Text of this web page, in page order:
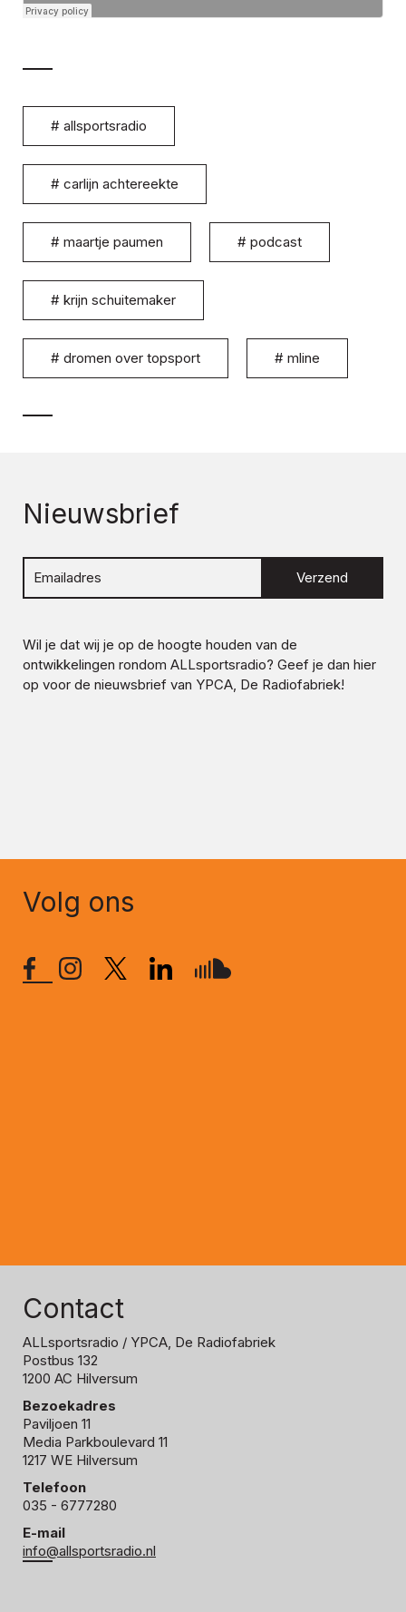
# allsportsradio
# carlijn achtereekte
# maartje paumen # podcast
# krijn schuitemaker
# dromen over topsport # mline
Nieuwsbrief
Verzend
Wil je dat wij je op de hoogte houden van de
ontwikkelingen rondom ALLsportsradio? Geef je dan hier
op voor de nieuwsbrief van YPCA, De Radiofabriek!
Volg ons
Contact
ALLsportsradio / YPCA, De Radiofabriek
Postbus 132
1200 AC Hilversum
Bezoekadres
Paviljoen 11
Media Parkboulevard 11
1217 WE Hilversum
Telefoon
035 - 6777280
E-mail
info@allsportsradio.nl